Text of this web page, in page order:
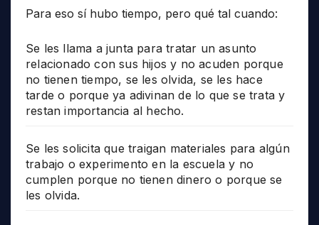
Para eso sí hubo tiempo, pero qué tal cuando:
Se les llama a junta para tratar un asunto
relacionado con sus hijos y no acuden porque
no tienen tiempo, se les olvida, se les hace
tarde o porque ya adivinan de lo que se trata y
restan importancia al hecho.
Se les solicita que traigan materiales para algún
trabajo o experimento en la escuela y no
cumplen porque no tienen dinero o porque se
les olvida.